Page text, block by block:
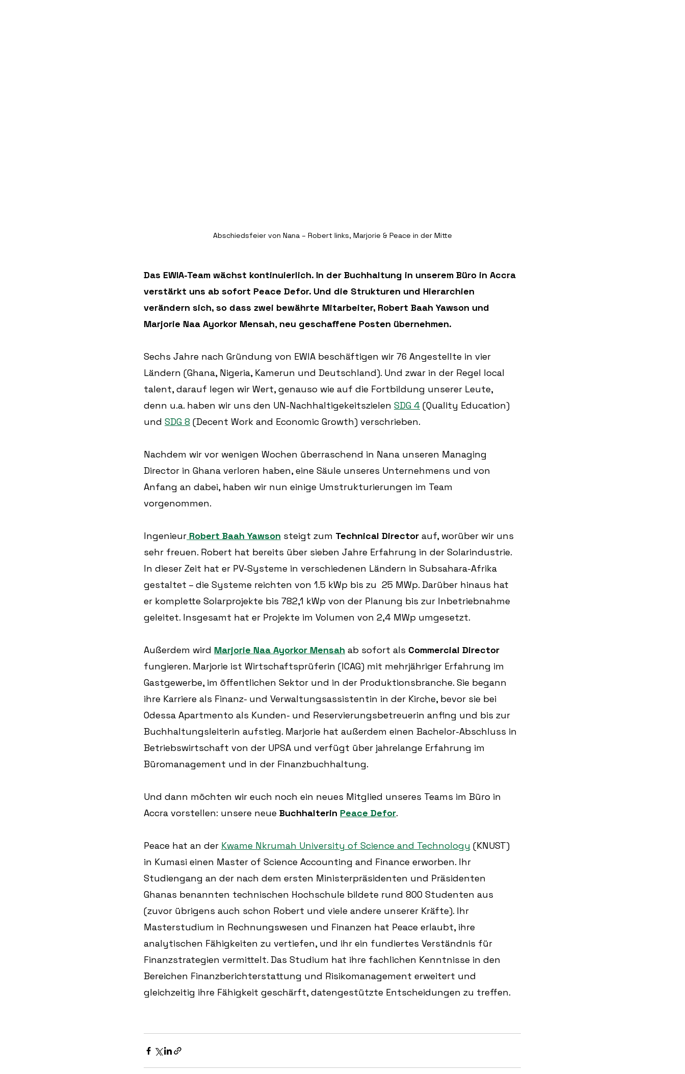
Abschiedsfeier von Nana – Robert links, Marjorie & Peace in der Mitte
Das EWIA-Team wächst kontinuierlich. In der Buchhaltung in unserem Büro in Accra
verstärkt uns ab sofort Peace Defor. Und die Strukturen und Hierarchien
verändern sich, so dass zwei bewährte Mitarbeiter, Robert Baah Yawson und
Marjorie Naa Ayorkor Mensah, neu geschaffene Posten übernehmen.
Sechs Jahre nach Gründung von EWIA beschäftigen wir 76 Angestellte in vier
Ländern (Ghana, Nigeria, Kamerun und Deutschland). Und zwar in der Regel local
talent, darauf legen wir Wert, genauso wie auf die Fortbildung unserer Leute,
denn u.a. haben wir uns den UN-Nachhaltigekeitszielen SDG 4 (Quality Education)
und SDG 8 (Decent Work and Economic Growth) verschrieben.
Nachdem wir vor wenigen Wochen überraschend in Nana unseren Managing
Director in Ghana verloren haben, eine Säule unseres Unternehmens und von
Anfang an dabei, haben wir nun einige Umstrukturierungen im Team
vorgenommen.
Ingenieur Robert Baah Yawson steigt zum Technical Director auf, worüber wir uns
sehr freuen. Robert hat bereits über sieben Jahre Erfahrung in der Solarindustrie.
In dieser Zeit hat er PV-Systeme in verschiedenen Ländern in Subsahara-Afrika
gestaltet – die Systeme reichten von 1.5 kWp bis zu  25 MWp. Darüber hinaus hat
er komplette Solarprojekte bis 782,1 kWp von der Planung bis zur Inbetriebnahme
geleitet. Insgesamt hat er Projekte im Volumen von 2,4 MWp umgesetzt.
Außerdem wird Marjorie Naa Ayorkor Mensah ab sofort als Commercial Director
fungieren. Marjorie ist Wirtschaftsprüferin (ICAG) mit mehrjähriger Erfahrung im
Gastgewerbe, im öffentlichen Sektor und in der Produktionsbranche. Sie begann
ihre Karriere als Finanz- und Verwaltungsassistentin in der Kirche, bevor sie bei
Odessa Apartmento als Kunden- und Reservierungsbetreuerin anfing und bis zur
Buchhaltungsleiterin aufstieg. Marjorie hat außerdem einen Bachelor-Abschluss in
Betriebswirtschaft von der UPSA und verfügt über jahrelange Erfahrung im
Büromanagement und in der Finanzbuchhaltung.
Und dann möchten wir euch noch ein neues Mitglied unseres Teams im Büro in
Accra vorstellen: unsere neue Buchhalterin Peace Defor.
Peace hat an der Kwame Nkrumah University of Science and Technology (KNUST)
in Kumasi einen Master of Science Accounting and Finance erworben. Ihr
Studiengang an der nach dem ersten Ministerpräsidenten und Präsidenten
Ghanas benannten technischen Hochschule bildete rund 800 Studenten aus
(zuvor übrigens auch schon Robert und viele andere unserer Kräfte). Ihr
Masterstudium in Rechnungswesen und Finanzen hat Peace erlaubt, ihre
analytischen Fähigkeiten zu vertiefen, und ihr ein fundiertes Verständnis für
Finanzstrategien vermittelt. Das Studium hat ihre fachlichen Kenntnisse in den
Bereichen Finanzberichterstattung und Risikomanagement erweitert und
gleichzeitig ihre Fähigkeit geschärft, datengestützte Entscheidungen zu treffen.